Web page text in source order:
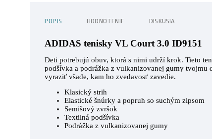
POPIS HODNOTENIE DISKUSIA
ADIDAS tenisky VL Court 3.0 ID9151
Deti potrebujú obuv, ktorá s nimi udrží krok. Tieto
podšívka a podrážka z vulkanizovanej gumy tvojmu
vyraziť všade, kam ho zvedavosť zavedie.
Klasický strih
Elastické šnúrky a popruh so suchým zipsom
Semišový zvršok
Textilná podšívka
Podrážka z vulkanizovanej gumy